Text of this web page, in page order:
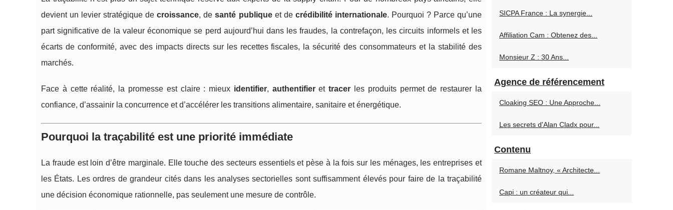
devient un levier stratégique decroissance, desanté publiqueet de crédibilité internationale. Pourquoi ? Parce qu’une
part significative de la valeur économique se perd aujourd’hui dans les fraudes, la contrefaçon, les circuits informels et les
écarts de conformité, avec des impacts directs sur les recettes fiscales, la sécurité des consommateurs et la stabilité des
marchés.
Face à cette réalité, la promesse est claire : mieux identifier, authentifierettracer les produits permet de restaurer la
confiance, d’assainir la concurrence et d’accélérer les transitions alimentaire, sanitaire et énergétique.
Pourquoi la traçabilité est une priorité immédiate
La fraude est loin d’être marginale. Elle touche des secteurs essentiels et pèse à la fois sur les ménages, les entreprises et
les États. Les ordres de grandeur cités dans les analyses sectorielles sont suffisamment élevés pour faire de la traçabilité
une décision économique rationnelle, pas seulement une mesure de contrôle.
SICPA France : La synergie...
Affiliation Cam : Obtenez des...
Monsieur Z : 30 Ans...
Agence de référencement
Cloaking SEO : Une Approche...
Les secrets d'Alan Cladx pour...
Contenu
Romane Maltnoy, « Architecte...
Capi : un créateur qui...